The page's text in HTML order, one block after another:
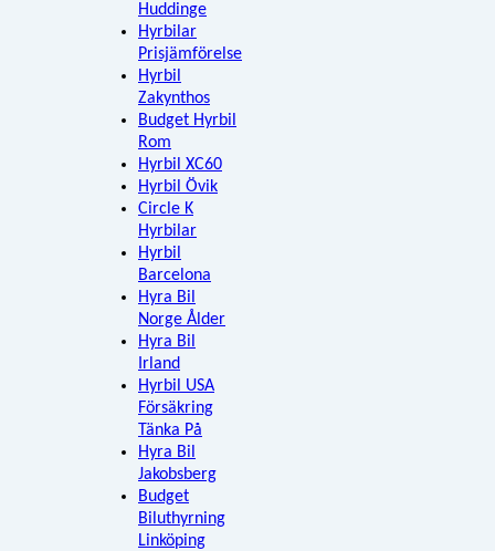
Huddinge
Hyrbilar
Prisjämförelse
Hyrbil
Zakynthos
Budget Hyrbil
Rom
Hyrbil XC60
Hyrbil Övik
Circle K
Hyrbilar
Hyrbil
Barcelona
Hyra Bil
Norge Ålder
Hyra Bil
Irland
Hyrbil USA
Försäkring
Tänka På
Hyra Bil
Jakobsberg
Budget
Biluthyrning
Linköping